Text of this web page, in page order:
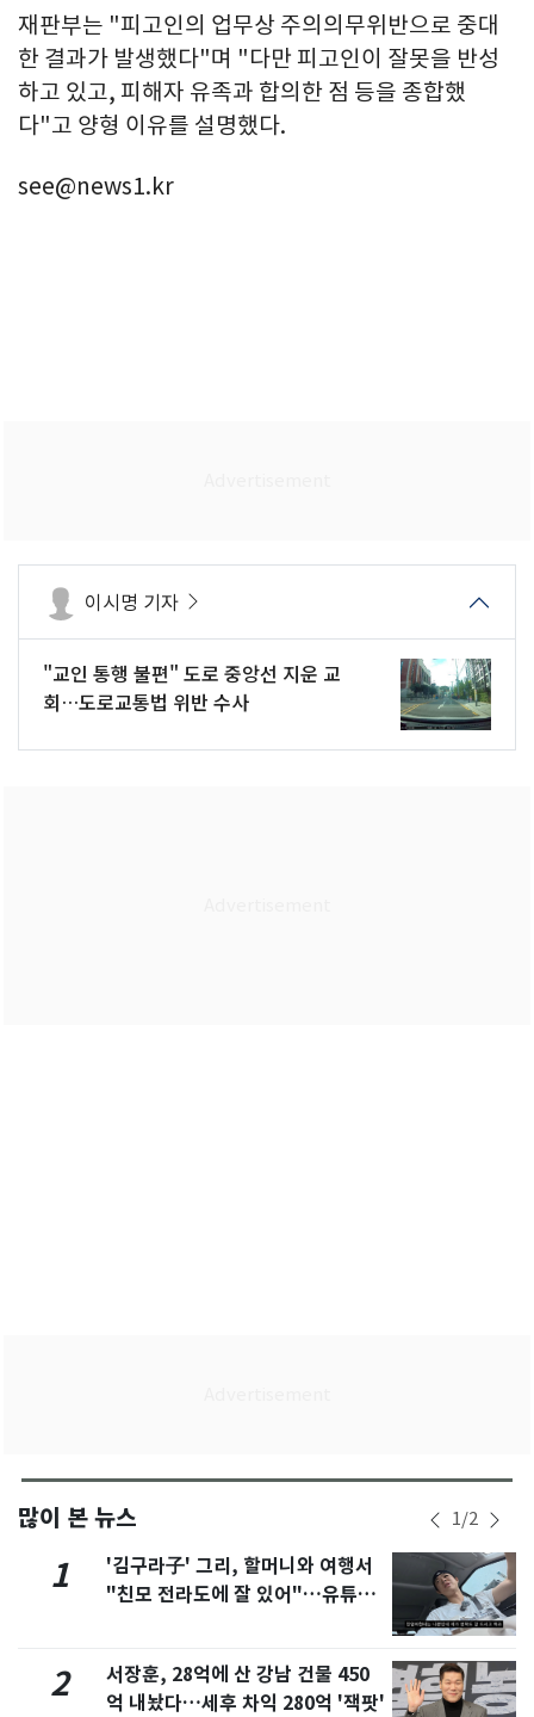
재판부는 "피고인의 업무상 주의의무위반으로 중대
한 결과가 발생했다"며 "다만 피고인이 잘못을 반성
하고 있고, 피해자 유족과 합의한 점 등을 종합했
다"고 양형 이유를 설명했다.
see@news1.kr
이시명 기자
"교인 통행 불편" 도로 중앙선 지운 교
회…도로교통법 위반 수사
많이 본 뉴스 1/2
1
'김구라子' 그리, 할머니와 여행서
"친모 전라도에 잘 있어"…유튜브
2
서장훈, 28억에 산 강남 건물 450
억 내놨다…세후 차익 280억 '잭팟'